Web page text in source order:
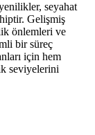
seyahat
Gelişmiş
önlemleri ve
bir süreç
için hem
seviyelerini